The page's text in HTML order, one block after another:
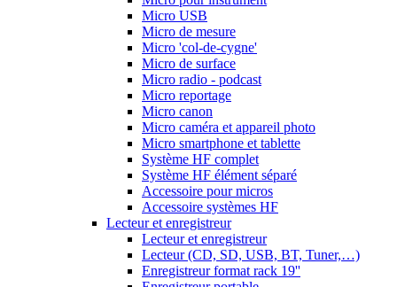
Micro USB
Micro de mesure
Micro 'col-de-cygne'
Micro de surface
Micro radio - podcast
Micro reportage
Micro canon
Micro caméra et appareil photo
Micro smartphone et tablette
Système HF complet
Système HF élément séparé
Accessoire pour micros
Accessoire systèmes HF
Lecteur et enregistreur
Lecteur et enregistreur
Lecteur (CD, SD, USB, BT, Tuner,…)
Enregistreur format rack 19''